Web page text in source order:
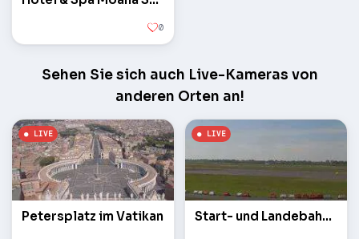
0
Sehen Sie sich auch Live-Kameras von
anderen Orten an!
Petersplatz im Vatikan Start- und Landebahn des Flughafens